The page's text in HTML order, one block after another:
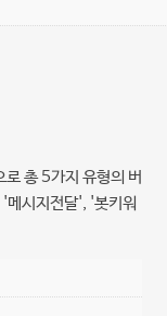
총 5가지 유형의 버
시지전달', '봇키워